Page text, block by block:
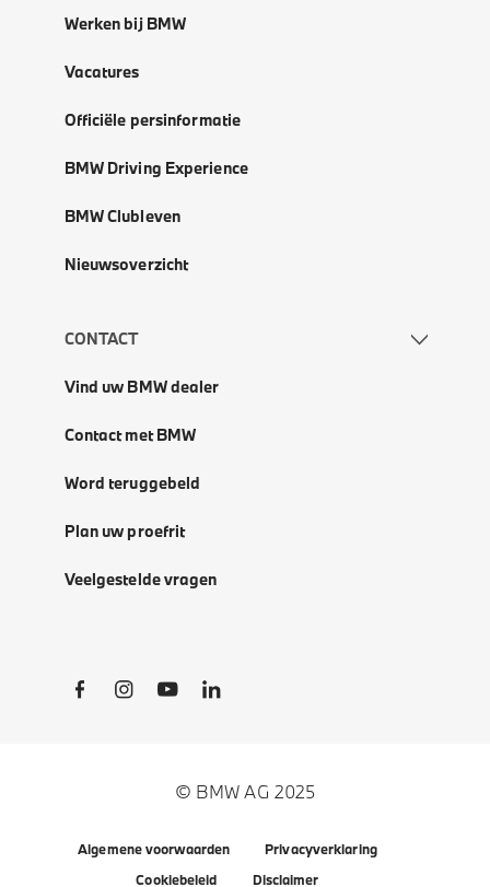
Werken bij BMW
Vacatures
Officiële persinformatie
BMW Driving Experience
BMW Clubleven
Nieuwsoverzicht
CONTACT
Vind uw BMW dealer
Contact met BMW
Word teruggebeld
Plan uw proefrit
Veelgestelde vragen
Social Links
© BMW AG 2025
Algemene voorwaarden
Privacyverklaring
Cookiebeleid
Disclaimer